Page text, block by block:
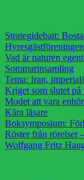
Strategidebatt:
Hyresgästföreningen
Vad är naturen
Sommarinsamling
Tema: Iran,
Kriget som slutet på
Modet att vara
Kära läsare
Boksymposium:
Röster från rörelser
Wolfgang Fritz